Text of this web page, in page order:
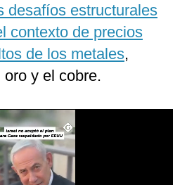
desafíos estructurales
contexto de precios
de los metales,
y el cobre.